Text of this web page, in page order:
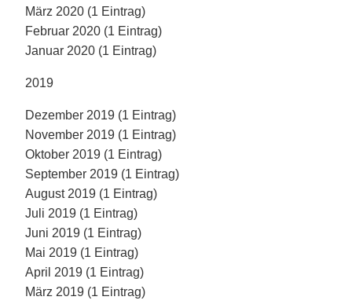
März 2020 (1 Eintrag)
Februar 2020 (1 Eintrag)
Januar 2020 (1 Eintrag)
2019
Dezember 2019 (1 Eintrag)
November 2019 (1 Eintrag)
Oktober 2019 (1 Eintrag)
September 2019 (1 Eintrag)
August 2019 (1 Eintrag)
Juli 2019 (1 Eintrag)
Juni 2019 (1 Eintrag)
Mai 2019 (1 Eintrag)
April 2019 (1 Eintrag)
März 2019 (1 Eintrag)